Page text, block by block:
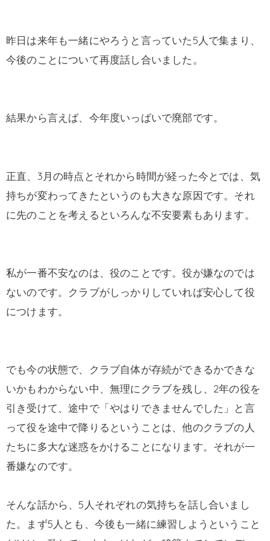
昨日は来年も一緒にやろうと言っていた5人で集まり、
今後のことについて再度話し合いました。
結果から言えば、今年度いっぱいで廃部です。
正直、3月の時点とそれから時間が経った今とでは、気
持ちが変わってきたというのも大きな原因です。それ
に先のことを考えるといろんな不安要素もあります。
私が一番不安なのは、役のことです。役が嫌なのでは
ないのです。クラブがしっかりしていれば安心して役
につけます。
でも今の状態で、クラブ自体が存続ができるかできな
いかもわからない中、無理にクラブを残し、2年の役を
引き受けて、途中で「やはりできませんでした」と言
って役を途中で降りるということは、他のクラブの人
たちに多大な迷惑をかけることになります。それが一
番嫌なのです。
そんな話から、5人それぞれの気持ちを話し合いまし
た。まず5人とも、今後も一緒に練習しようということ